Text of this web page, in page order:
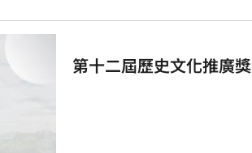
第十二屆歷史文化推廣獎